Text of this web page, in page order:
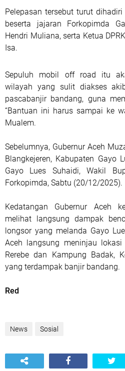
Pelepasan tersebut turut
beserta jajaran Forkopimda
Hendri Muliana, serta Ketua
Isa.
Sepuluh mobil off road itu
wilayah yang sulit diakses
pascabanjir bandang, guna
“Bantuan ini harus sampai ke
Mualem.
Sebelumnya, Gubernur Aceh
Blangkejeren, Kabupaten Gayo
Gayo Lues Suhaidi, Wakil
Forkopimda, Sabtu (20/12/2025).
Kedatangan Gubernur Aceh
melihat langsung dampak
longsor yang melanda Gayo
Aceh langsung meninjau
Rerebe dan Kampung Badak,
yang terdampak banjir bandang.
Red
News Sosial